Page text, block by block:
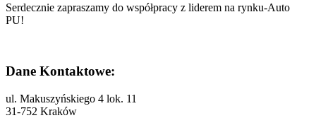
Serdecznie zapraszamy do współpracy z liderem na rynku-Auto
PU!
Dane Kontaktowe:
ul. Makuszyńskiego 4 lok. 11
31-752 Kraków